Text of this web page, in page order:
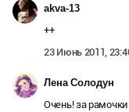
akva-13
++
23 Июнь 2011,
Лена Солодун
Очень! за рамочки